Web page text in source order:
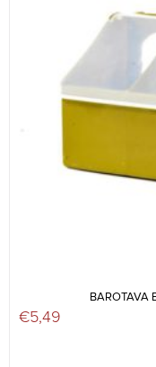
BAROTAVA
€5,49